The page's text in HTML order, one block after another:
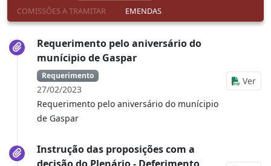
COMISSÕES A TRAMITAR
EMENDAS
Requerimento pelo aniversário do
munícipio de Gaspar
Requerimento
27/02/2023
Requerimento pelo aniversário do munícipio
de Gaspar
Ver
Instrução das proposições com a